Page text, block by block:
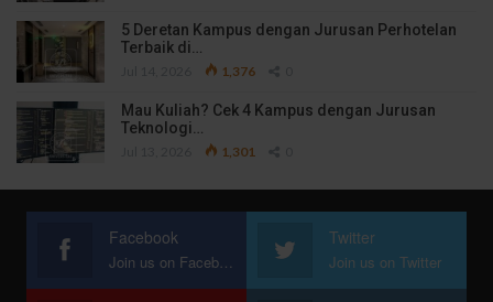
5 Deretan Kampus dengan Jurusan Perhotelan
Terbaik di…
1,376
Mau Kuliah? Cek 4 Kampus dengan Jurusan
Teknologi…
1,301
Facebook
Join us on Facebook
Twitter
Join us on Twitter